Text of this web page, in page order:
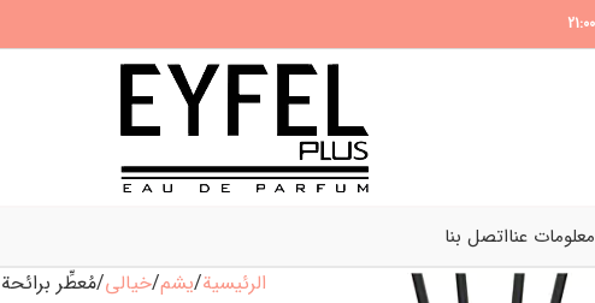
معلومات عنااتصل بنا
الرئيسية يشم خيالي مُعطِّر برائحة